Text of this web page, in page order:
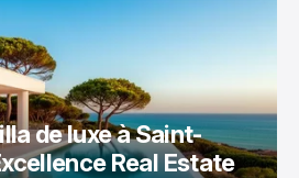
de luxe à Saint-
Real Estate